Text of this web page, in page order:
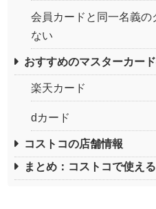
会員カードと同一名義の
ない
おすすめのマスターカー
楽天カード
dカード
コストコの店舗情報
まとめ：コストコで使え